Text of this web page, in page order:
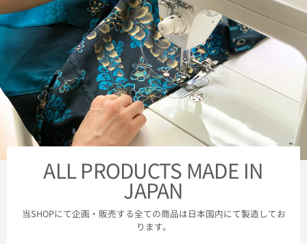
ALL PRODUCTS MADE IN
JAPAN
当SHOPにて企画・販売する全ての商品は日本国内にて製造してお
ります。